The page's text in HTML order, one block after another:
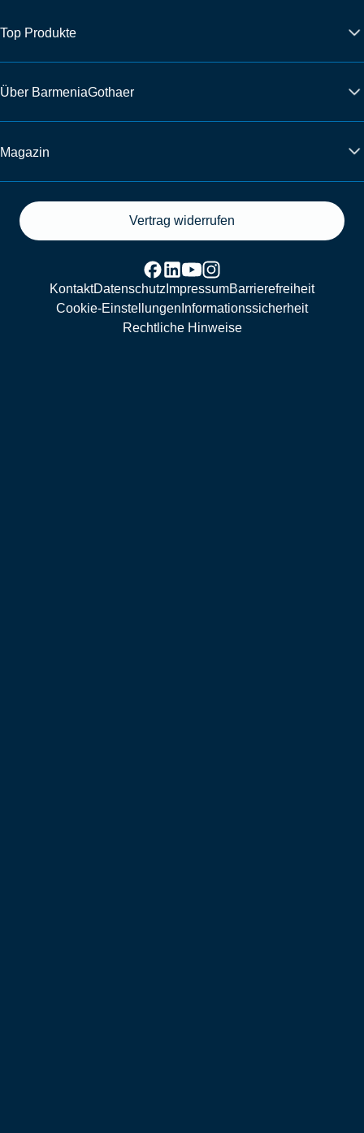
Top Produkte
Über BarmeniaGothaer
Magazin
Vertrag widerrufen
KontaktDatenschutz ImpressumBarrierefreiheit
Cookie-Einstellungen Informationssicherheit
Rechtliche Hinweise